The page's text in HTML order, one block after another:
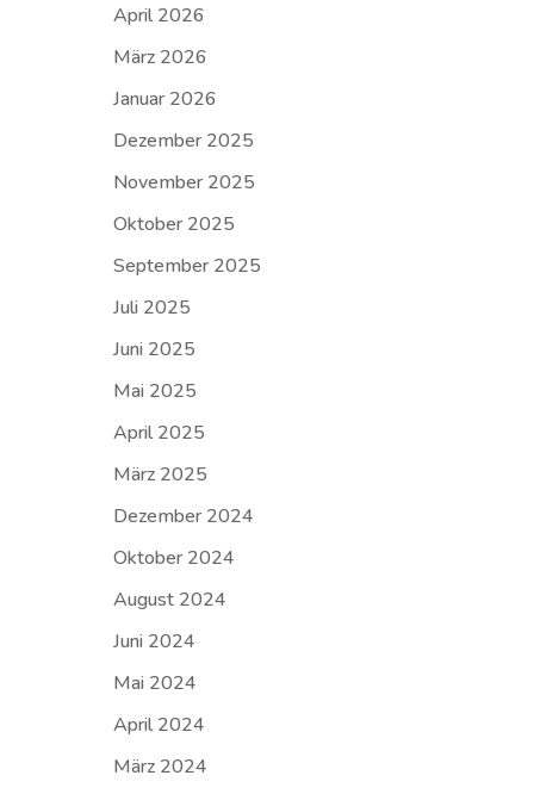
April 2026
März 2026
Januar 2026
Dezember 2025
November 2025
Oktober 2025
September 2025
Juli 2025
Juni 2025
Mai 2025
April 2025
März 2025
Dezember 2024
Oktober 2024
August 2024
Juni 2024
Mai 2024
April 2024
März 2024